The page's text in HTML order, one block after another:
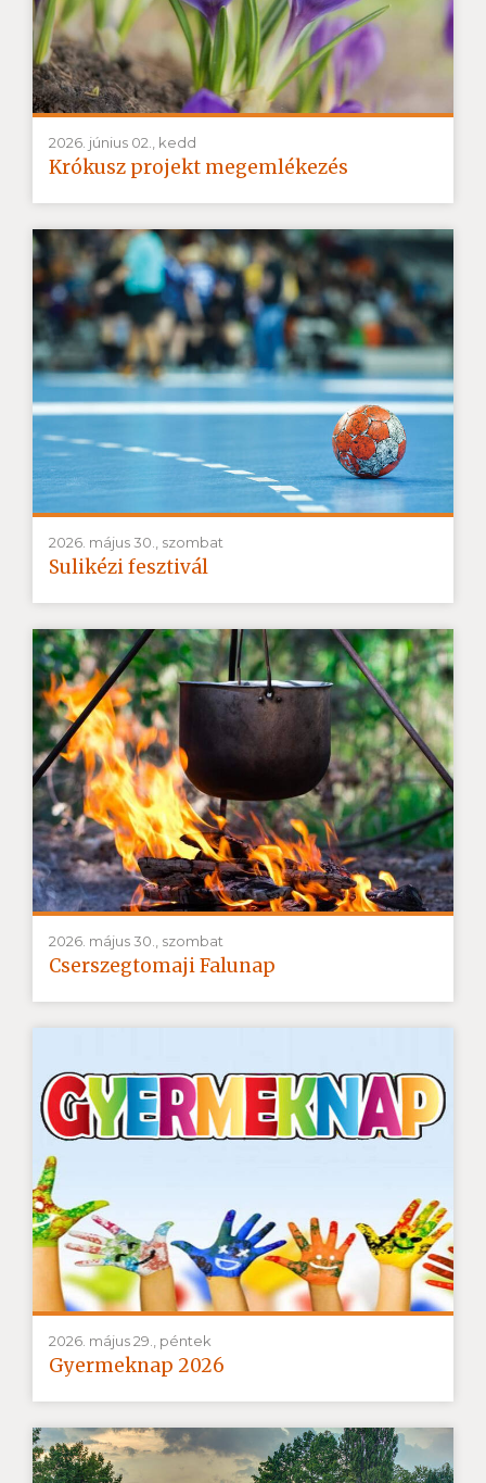
2026. június 02., kedd
Krókusz projekt megemlékezés
2026. május 30., szombat
Sulikézi fesztivál
2026. május 30., szombat
Cserszegtomaji Falunap
2026. május 29., péntek
Gyermeknap 2026